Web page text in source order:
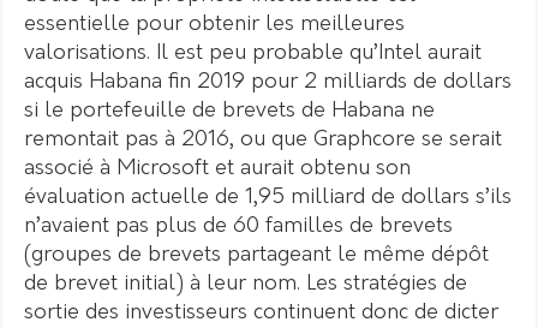
essentielle pour obtenir les meilleures
valorisations. Il est peu probable qu’Intel aurait
acquis Habana fin 2019 pour 2 milliards de dollars
si le portefeuille de brevets de Habana ne
remontait pas à 2016, ou que Graphcore se serait
associé à Microsoft et aurait obtenu son
évaluation actuelle de 1,95 milliard de dollars s’ils
n’avaient pas plus de 60 familles de brevets
(groupes de brevets partageant le même dépôt
de brevet initial) à leur nom. Les stratégies de
sortie des investisseurs continuent donc de dicter